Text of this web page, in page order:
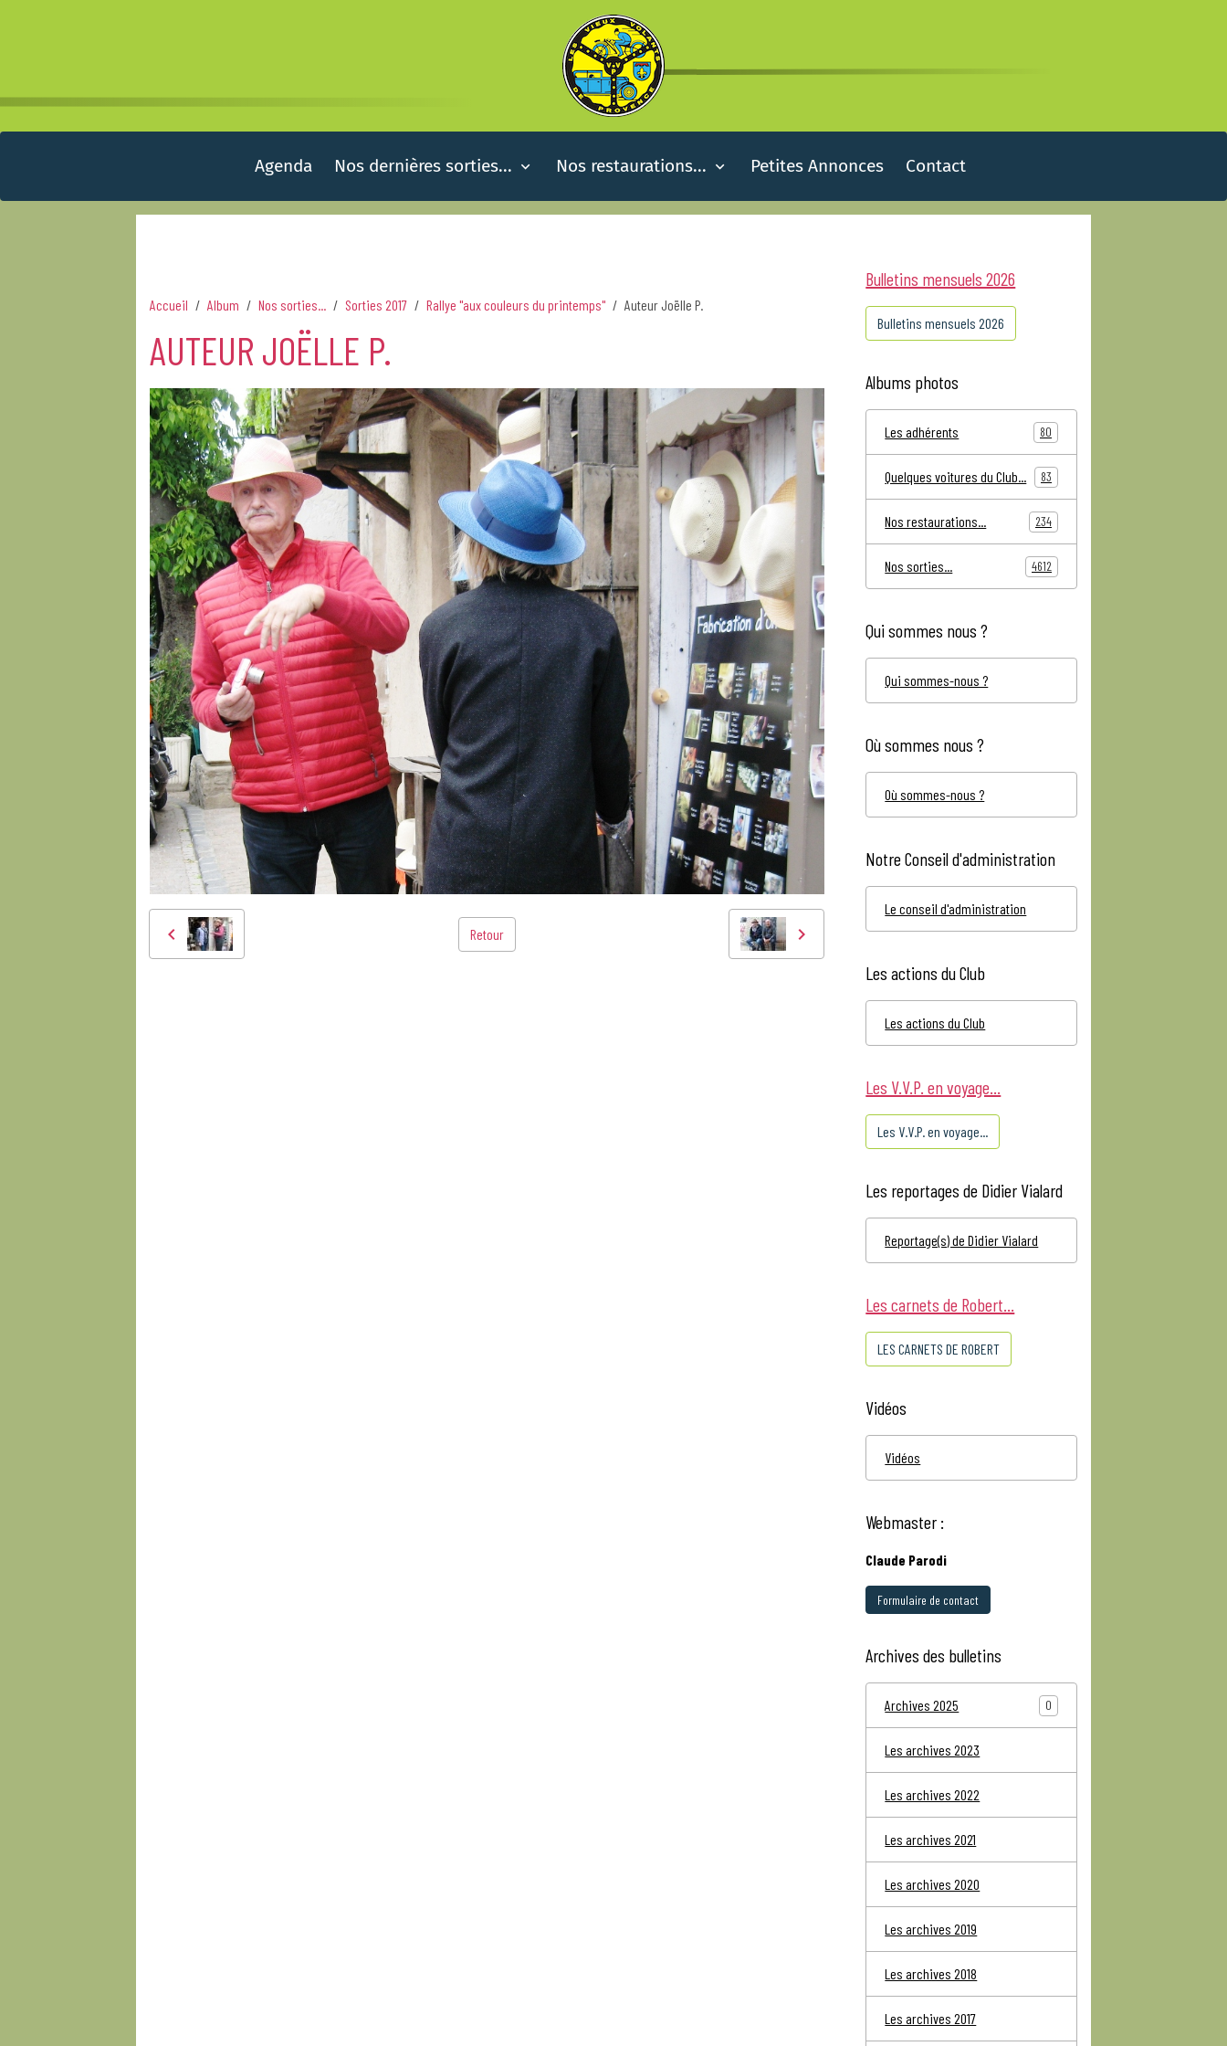
Agenda Nos dernières sorties... Nos restaurations... Petites Annonces Contact
Accueil Album Nos sorties... Sorties 2017 Rallye "aux couleurs du printemps" Auteur Joëlle P.
AUTEUR JOËLLE P.
Retour
Bulletins mensuels 2026
Bulletins mensuels 2026
Albums photos
Les adhérents 80
Quelques voitures du Club... 83
Nos restaurations... 234
Nos sorties... 4612
Qui sommes nous ?
Qui sommes-nous ?
Où sommes nous ?
Où sommes-nous ?
Notre Conseil d'administration
Le conseil d'administration
Les actions du Club
Les actions du Club
Les V.V.P. en voyage...
Les V.V.P. en voyage...
Les reportages de Didier Vialard
Reportage(s) de Didier Vialard
Les carnets de Robert...
LES CARNETS DE ROBERT
Vidéos
Vidéos
Webmaster :
Claude Parodi
Formulaire de contact
Archives des bulletins
Archives 2025 0
Les archives 2023
Les archives 2022
Les archives 2021
Les archives 2020
Les archives 2019
Les archives 2018
Les archives 2017